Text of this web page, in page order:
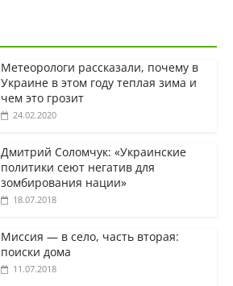
Метеорологи рассказали, почему в
Украине в этом году теплая зима и
чем это грозит
24.02.2020
Дмитрий Соломчук: «Украинские
политики сеют негатив для
зомбирования нации»
18.07.2018
Миссия — в село, часть вторая:
поиски дома
11.07.2018